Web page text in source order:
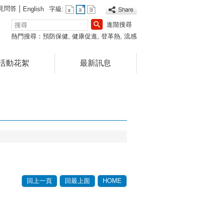
問答 English
字級:
搜
尋
進階搜尋
熱門搜尋： 預防保健 健康促進 登革熱 流感
動花絮 最新訊息
回上一頁 回最上面 HOME